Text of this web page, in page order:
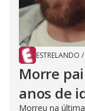
ESTRELANDO /
Morre
anos de
Morreu na